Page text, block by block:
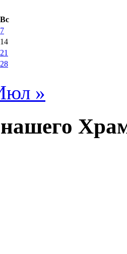
Вс
7
14
21
28
»